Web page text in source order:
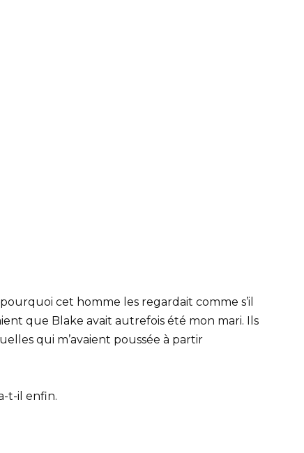
cet homme les regardait comme s’il
que Blake avait autrefois été mon mari. Ils
qui m’avaient poussée à partir
t-il enfin.